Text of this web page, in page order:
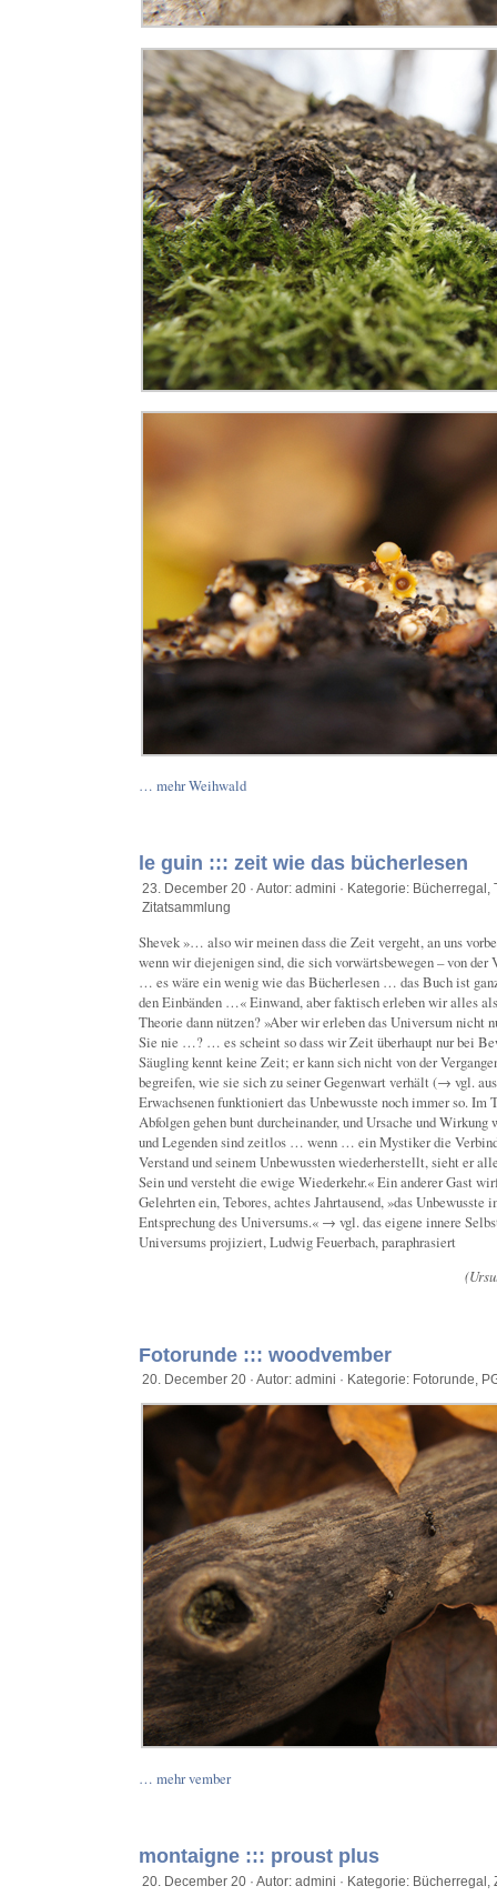
… mehr Weihwald
le guin ::: zeit wie das bücherlesen
23. December 20 · Autor: admini · Kategorie: Bücherregal
Zitatsammlung
Shevek »… also wir meinen dass die Zeit vergeht, an uns
wenn wir diejenigen sind, die sich vorwärtsbewegen – von der
… es wäre ein wenig wie das Bücherlesen … das Buch ist
den Einbänden …« Einwand, aber faktisch erleben wir alles
Theorie dann nützen? »Aber wir erleben das Universum nicht
Sie nie …? … es scheint so dass wir Zeit überhaupt nur bei
Säugling kennt keine Zeit; er kann sich nicht von der
begreifen, wie sie sich zu seiner Gegenwart verhält (→ vgl.
Erwachsenen funktioniert das Unbewusste noch immer so. Im
Abfolgen gehen bunt durcheinander, und Ursache und Wirkung
und Legenden sind zeitlos … wenn … ein Mystiker die
Verstand und seinem Unbewussten wiederherstellt, sieht er
Sein und versteht die ewige Wiederkehr.« Ein anderer Gast
Gelehrten ein, Tebores, achtes Jahrtausend, »das Unbewusste
Entsprechung des Universums.« → vgl. das eigene innere
Universums projiziert, Ludwig Feuerbach, paraphrasiert
Fotorunde ::: woodvember
20. December 20 · Autor: admini · Kategorie: Fotorunde,
… mehr vember
montaigne ::: proust plus
20. December 20 · Autor: admini · Kategorie: Bücherregal